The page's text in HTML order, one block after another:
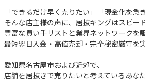
「できるだけ早く売りたい」「現金化を急
そんな店主様の声に、居抜キングはスピー
豊富な買い手リストと業界ネットワークを
最短翌日入金・高値売却・完全秘密厳守を実
愛知県名古屋市および近郊で、
店舗を居抜きで売りたいと考えているあ